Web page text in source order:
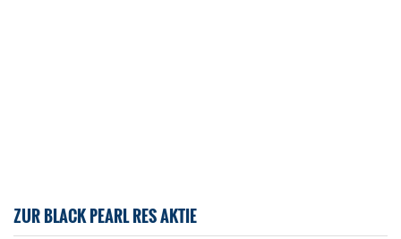
ZUR BLACK PEARL RES AKTIE